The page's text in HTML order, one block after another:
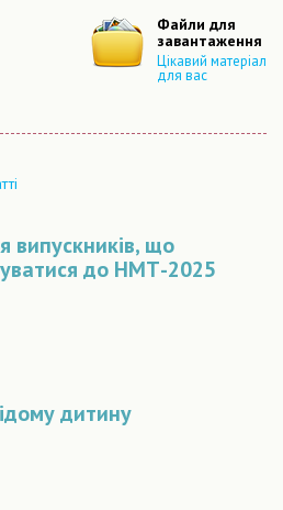
Файли для
завантаження
Цікавий матеріал
для вас
випускників, що
до НМТ-2025
дитину